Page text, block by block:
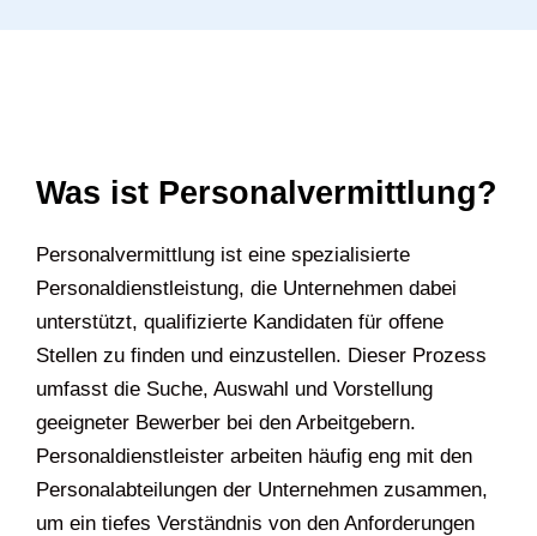
Was ist Personalvermittlung?
Personalvermittlung ist eine spezialisierte
Personaldienstleistung, die Unternehmen dabei
unterstützt, qualifizierte Kandidaten für offene
Stellen zu finden und einzustellen. Dieser Prozess
umfasst die Suche, Auswahl und Vorstellung
geeigneter Bewerber bei den Arbeitgebern.
Personaldienstleister arbeiten häufig eng mit den
Personalabteilungen der Unternehmen zusammen,
um ein tiefes Verständnis von den Anforderungen